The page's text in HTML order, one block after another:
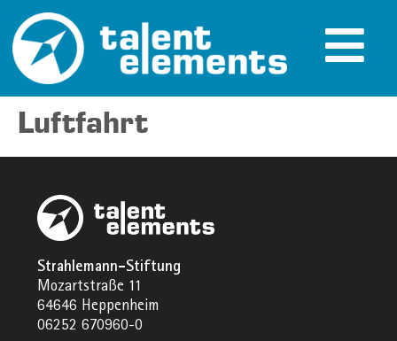
Luftfahrt
Strahlemann-Stiftung
Mozartstraße 11
64646 Heppenheim
06252 670960-0